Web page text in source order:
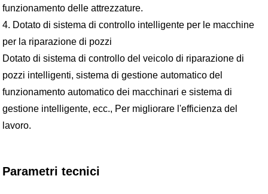
funzionamento delle attrezzature.
4. Dotato di sistema di controllo intelligente per le macchine
per la riparazione di pozzi
Dotato di sistema di controllo del veicolo di riparazione di
pozzi intelligenti, sistema di gestione automatico del
funzionamento automatico dei macchinari e sistema di
gestione intelligente, ecc., Per migliorare l'efficienza del
lavoro.
Parametri tecnici